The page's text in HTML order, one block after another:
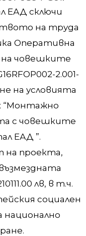
ЕАД сключи
на труда
Оперативна
на човешките
2.001-
на условията
“Монтажно
с човешките
ЕАД ”.
проекта,
лв, в т.ч.
социален
национално